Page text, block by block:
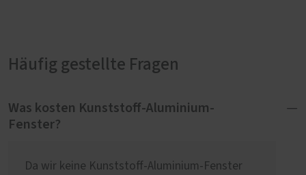
Häufig gestellte Fragen
Was kosten Kunststoff-Aluminium-
Fenster?
Da wir keine Kunststoff-Aluminium-Fenster